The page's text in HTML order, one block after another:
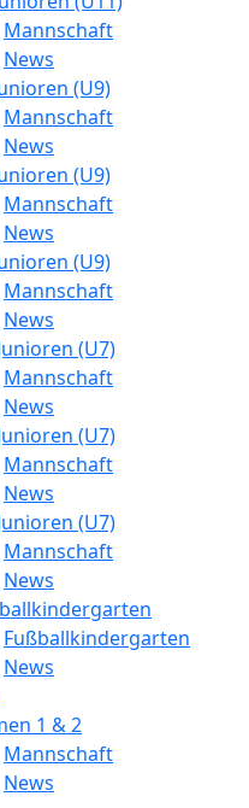
Mannschaft
News
(U9)
Mannschaft
News
(U9)
Mannschaft
News
(U9)
Mannschaft
News
(U7)
Mannschaft
News
(U7)
Mannschaft
News
(U7)
Mannschaft
News
Fußballkindergarten
News
1 & 2
Mannschaft
News